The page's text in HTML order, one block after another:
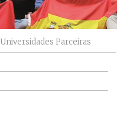
Universidades Parceiras